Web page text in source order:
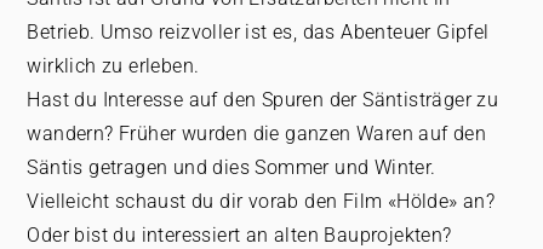
Betrieb. Umso reizvoller ist es, das Abenteuer Gipfel
wirklich zu erleben.
Hast du Interesse auf den Spuren der Säntisträger zu
wandern? Früher wurden die ganzen Waren auf den
Säntis getragen und dies Sommer und Winter.
Vielleicht schaust du dir vorab den Film «Hölde» an?
Oder bist du interessiert an alten Bauprojekten?